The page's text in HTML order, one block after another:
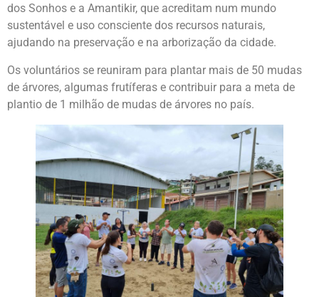
dos Sonhos e a Amantikir, que acreditam num mundo
sustentável e uso consciente dos recursos naturais,
ajudando na preservação e na arborização da cidade.
Os voluntários se reuniram para plantar mais de 50 mudas
de árvores, algumas frutíferas e contribuir para a meta de
plantio de 1 milhão de mudas de árvores no país.